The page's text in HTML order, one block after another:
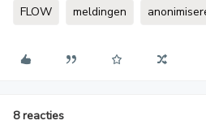
FLOW meldingen
8 reacties